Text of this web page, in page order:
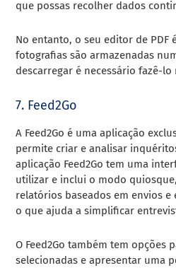
que possas recolher dados
No entanto, o seu editor de PDF
fotografias são armazenadas
descarregar é necessário fazê-
7. Feed2Go
A Feed2Go é uma aplicação
permite criar e analisar
aplicação Feed2Go tem uma
utilizar e inclui o modo
relatórios baseados em envios e
o que ajuda a simplificar
O Feed2Go também tem opções
selecionadas e apresentar uma